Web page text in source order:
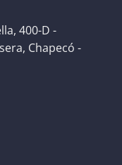
400-D -
Chapecó -